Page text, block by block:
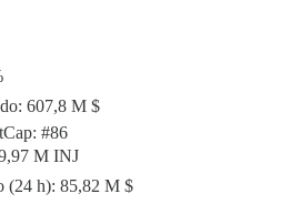
607,8 M $
#86
M INJ
(24 h): 85,82 M $